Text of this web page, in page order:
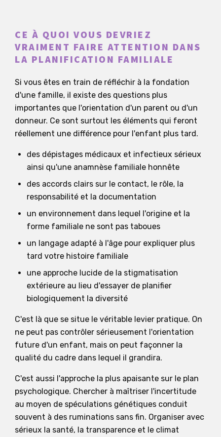
CE À QUOI VOUS DEVRIEZ
VRAIMENT FAIRE ATTENTION DANS
LA PLANIFICATION FAMILIALE
Si vous êtes en train de réfléchir à la fondation
d'une famille, il existe des questions plus
importantes que l'orientation d'un parent ou d'un
donneur. Ce sont surtout les éléments qui feront
réellement une différence pour l'enfant plus tard.
des dépistages médicaux et infectieux sérieux
ainsi qu'une anamnèse familiale honnête
des accords clairs sur le contact, le rôle, la
responsabilité et la documentation
un environnement dans lequel l'origine et la
forme familiale ne sont pas taboues
un langage adapté à l'âge pour expliquer plus
tard votre histoire familiale
une approche lucide de la stigmatisation
extérieure au lieu d'essayer de planifier
biologiquement la diversité
C'est là que se situe le véritable levier pratique. On
ne peut pas contrôler sérieusement l'orientation
future d'un enfant, mais on peut façonner la
qualité du cadre dans lequel il grandira.
C'est aussi l'approche la plus apaisante sur le plan
psychologique. Chercher à maîtriser l'incertitude
au moyen de spéculations génétiques conduit
souvent à des ruminations sans fin. Organiser avec
sérieux la santé, la transparence et le climat